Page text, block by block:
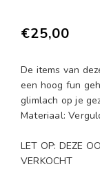
€25,00
De items van
een hoog fun
glimlach op je
Materiaal:
LET OP: DEZE
VERKOCHT